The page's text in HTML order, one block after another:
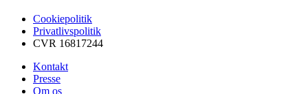
Cookiepolitik
Privatlivspolitik
CVR 16817244
Kontakt
Presse
Om os